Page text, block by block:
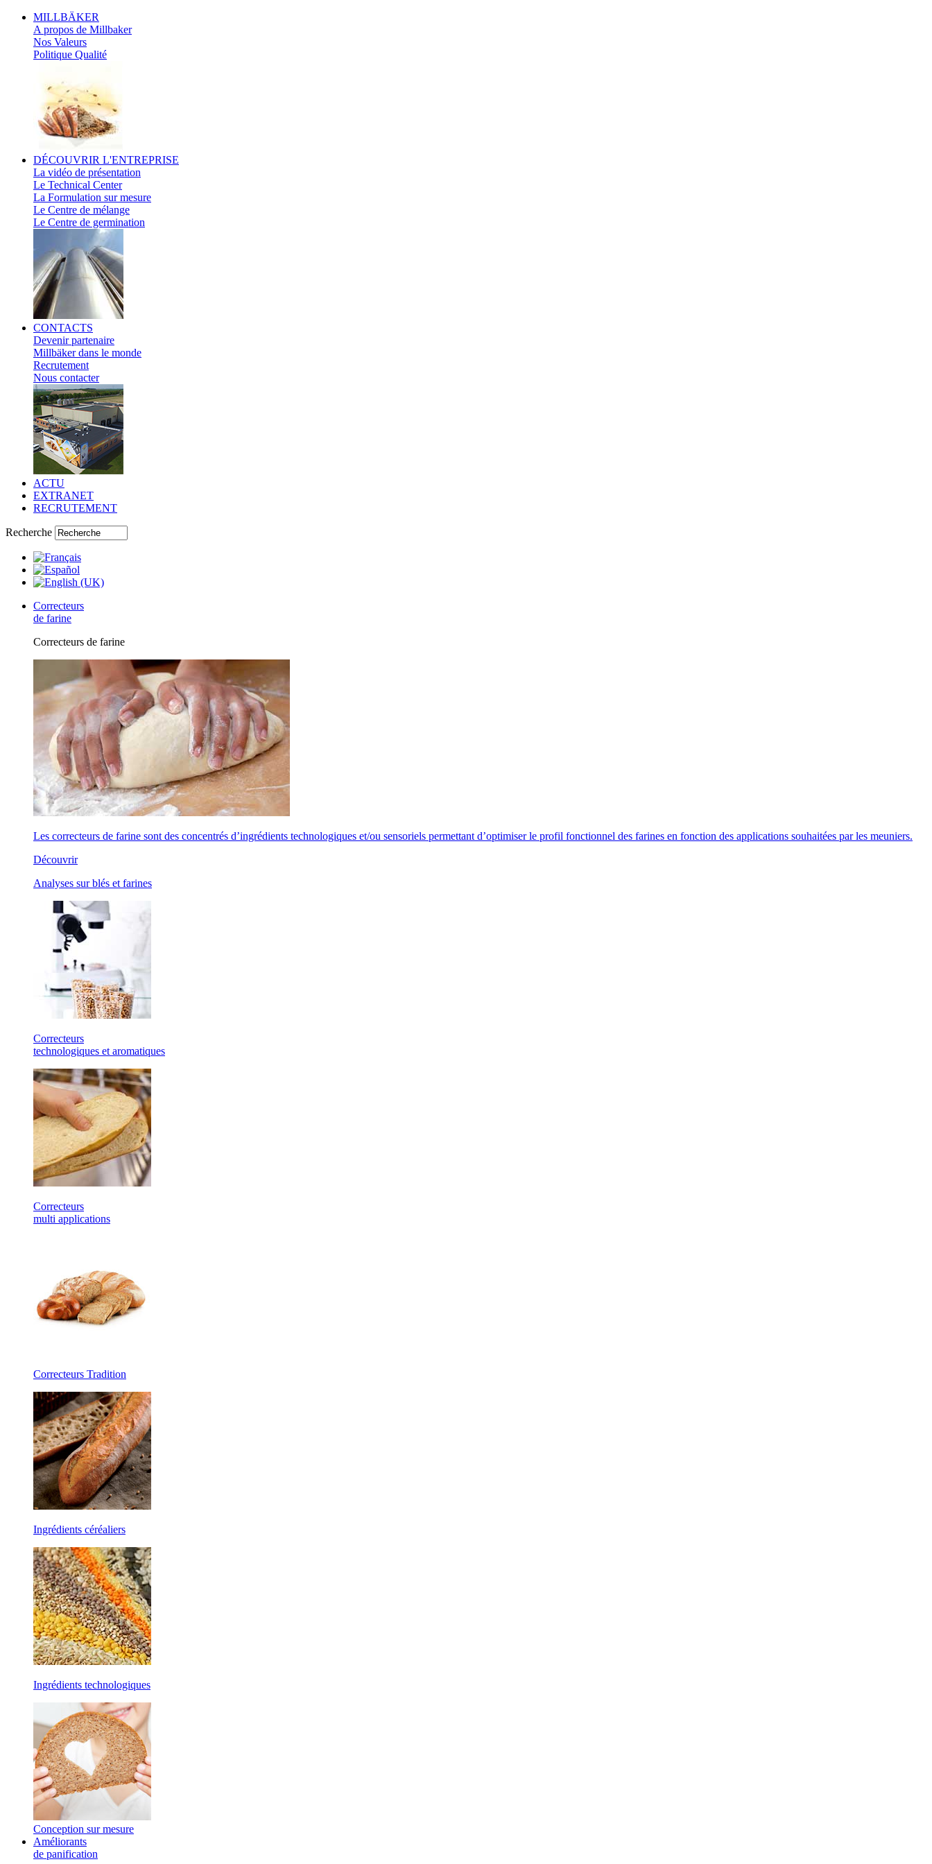
MILLBÄKER
A propos de Millbaker
Nos Valeurs
Politique Qualité
DÉCOUVRIR L'ENTREPRISE
La vidéo de présentation
Le Technical Center
La Formulation sur mesure
Le Centre de mélange
Le Centre de germination
CONTACTS
Devenir partenaire
Millbäker dans le monde
Recrutement
Nous contacter
ACTU
EXTRANET
RECRUTEMENT
Recherche
Correcteurs
de farine
Correcteurs de farine
Les correcteurs de farine sont des concentrés d’ingrédients technologiques et/ou sensoriels permettant d’optimiser le profil fonctionnel des farines en fonction des applications souhaitées par les meuniers.
Découvrir
Analyses sur blés et farines
Correcteurs
technologiques et aromatiques
Correcteurs
multi applications
Correcteurs Tradition
Ingrédients céréaliers
Ingrédients technologiques
Conception sur mesure
Améliorants
de panification